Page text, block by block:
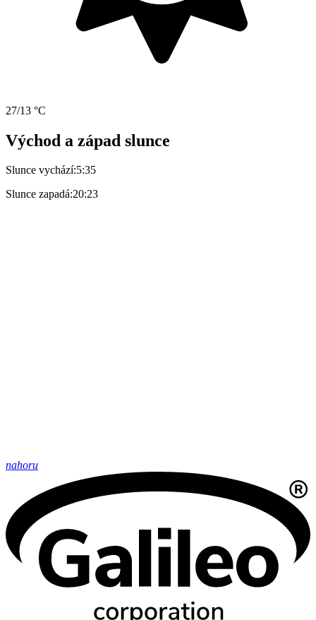
27/13 °C
Východ a západ slunce
Slunce vychází:5:35
Slunce zapadá:20:23
nahoru